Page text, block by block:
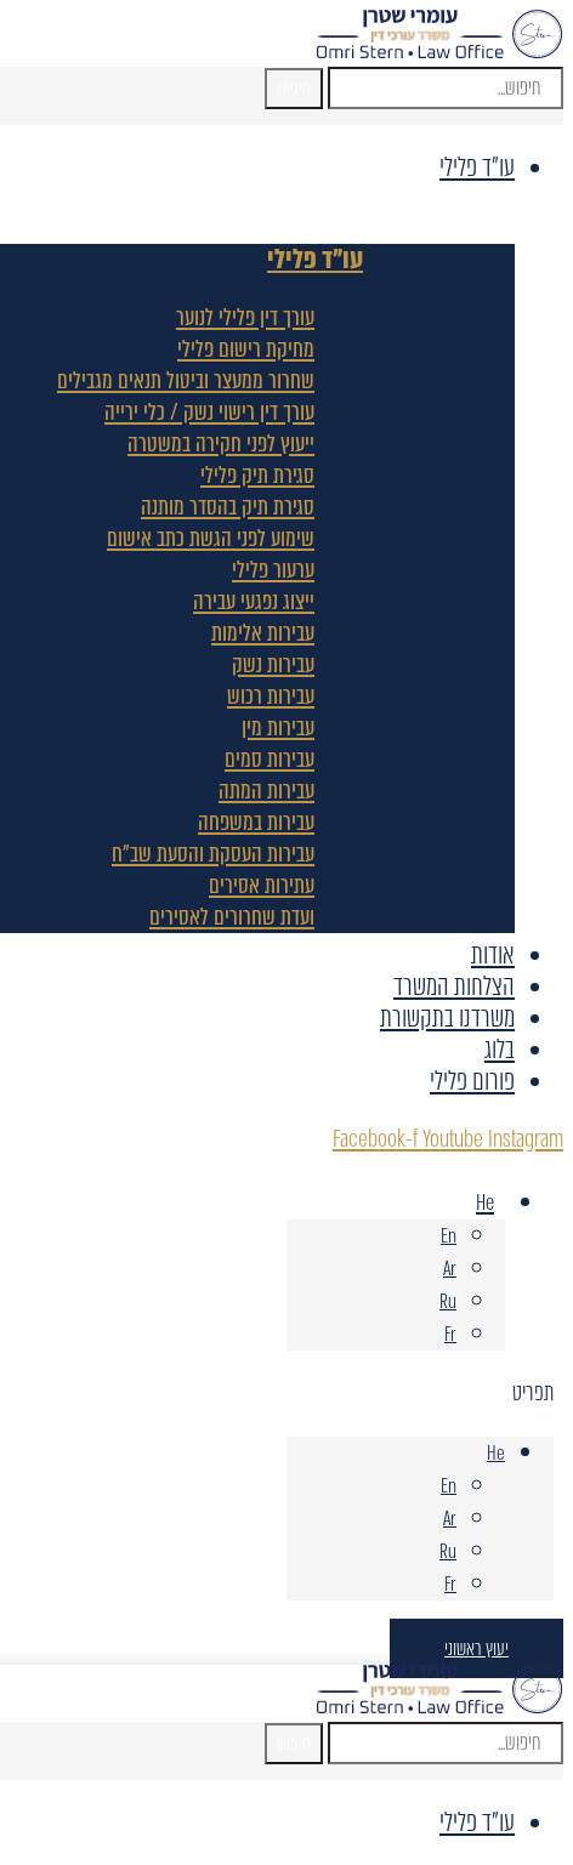
עו"ד פלילי
עו"ד פלילי
עורך דין פלילי לנוער
מחיקת רישום פלילי
שחרור ממעצר וביטול תנאים מגבילים
עורך דין רישוי נשק / כלי ירייה
ייעוץ לפני חקירה במשטרה
סגירת תיק פלילי
סגירת תיק בהסדר מותנה
שימוע לפני הגשת כתב אישום
ערעור פלילי
ייצוג נפגעי עבירה
עבירות אלימות
עבירות נשק
עבירות רכוש
עבירות מין
עבירות סמים
עבירות המתה
עבירות במשפחה
עבירות העסקת והסעת שב"ח
עתירות אסירים
ועדת שחרורים לאסירים
אודות
הצלחות המשרד
משרדנו בתקשורת
בלוג
פורום פלילי
Facebook-fYoutube Instagram
He
En
Ar
Ru
Fr
תפריט
He
En
Ar
Ru
Fr
יעוץ ראשוני
עו"ד פלילי